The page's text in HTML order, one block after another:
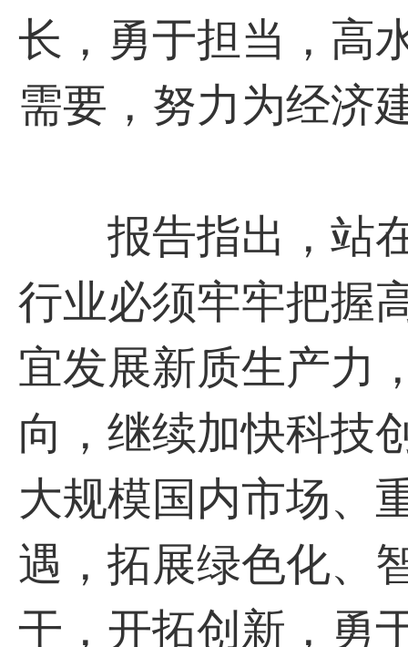
长，勇于担当，高
需要，努力为经济
报告指出，站在
行业必须牢牢把握
宜发展新质生产力
向，继续加快科技
大规模国内市场、
遇，拓展绿色化、
干，开拓创新，勇